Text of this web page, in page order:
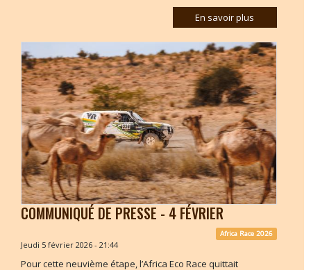
En savoir plus
COMMUNIQUÉ DE PRESSE - 4 FÉVRIER
Africa Race 2026
Jeudi 5 février 2026 - 21:44
Pour cette neuvième étape, l’Africa Eco Race quittait